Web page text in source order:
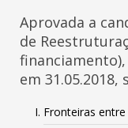
Aprovada a
de
em 31.05.2018,
Fronteiras entre